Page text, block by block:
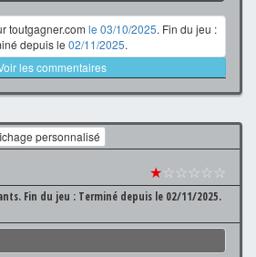
toutgagner.com le 03/10/2025. Fin du jeu :
depuis le 02/11/2025.
les commentaires
personnalisé
★☆☆☆☆☆
Fin du jeu : Terminé depuis le 02/11/2025.